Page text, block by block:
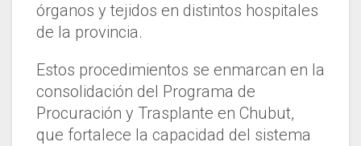
órganos y tejidos en distintos hospitales
de la provincia.
Estos procedimientos se enmarcan en la
consolidación del Programa de
Procuración y Trasplante en Chubut,
que fortalece la capacidad del sistema